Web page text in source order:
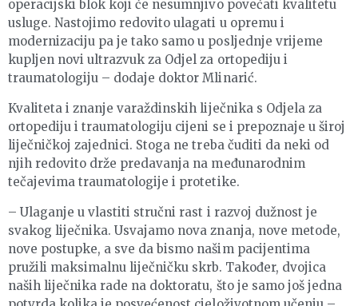
operacijski blok koji će nesumnjivo povećati kvalitetu
usluge. Nastojimo redovito ulagati u opremu i
modernizaciju pa je tako samo u posljednje vrijeme
kupljen novi ultrazvuk za Odjel za ortopediju i
traumatologiju – dodaje doktor Mlinarić.
Kvaliteta i znanje varaždinskih liječnika s Odjela za
ortopediju i traumatologiju cijeni se i prepoznaje u široj
liječničkoj zajednici. Stoga ne treba čuditi da neki od
njih redovito drže predavanja na međunarodnim
tečajevima traumatologije i protetike.
– Ulaganje u vlastiti stručni rast i razvoj dužnost je
svakog liječnika. Usvajamo nova znanja, nove metode,
nove postupke, a sve da bismo našim pacijentima
pružili maksimalnu liječničku skrb. Također, dvojica
naših liječnika rade na doktoratu, što je samo još jedna